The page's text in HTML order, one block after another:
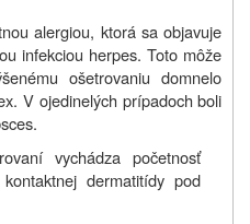
alergiou, ktorá sa objavuje
infekciou herpes. Toto môže
ošetrovaniu domnelo
V ojedinelých prípadoch boli
vychádza početnosť
dermatitídy pod